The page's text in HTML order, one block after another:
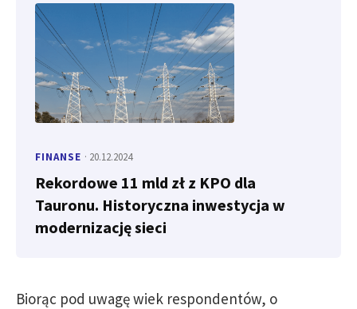
FINANSE · 20.12.2024
Rekordowe 11 mld zł z KPO dla
Tauronu. Historyczna inwestycja w
modernizację sieci
Biorąc pod uwagę wiek respondentów, o